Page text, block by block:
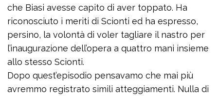
che Biasi avesse capito di aver toppato. Ha
riconosciuto i meriti di Scionti ed ha espresso,
persino, la volontà di voler tagliare il nastro per
l’inaugurazione dell’opera a quattro mani insieme
allo stesso Scionti.
Dopo quest’episodio pensavamo che mai più
avremmo registrato simili atteggiamenti. Nulla di